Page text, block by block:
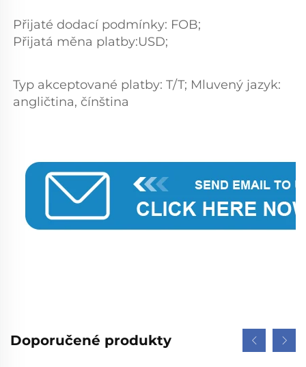
Přijaté dodací podmínky: FOB;
Přijatá měna platby:USD;
Typ akceptované platby: T/T; Mluvený jazyk:
angličtina, čínština
Doporučené produkty